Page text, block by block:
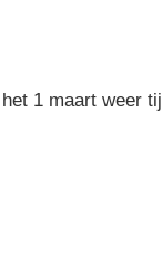
1 maart weer